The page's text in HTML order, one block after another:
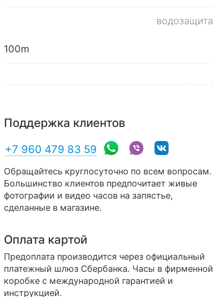
водозащита
100m
Поддержка клиентов
+7 960 479 83 59
Обращайтесь круглосуточно по всем вопросам.
Большинство клиентов предпочитает живые
фотографии и видео часов на запястье,
сделанные в магазине.
Оплата картой
Предоплата производится через официальный
платежный шлюз Сбербанка. Часы в фирменной
коробке с международной гарантией и
инструкцией.